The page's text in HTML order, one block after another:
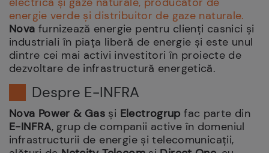
energie verde și distribuitor de gaze naturale.
Nova furnizează energie pentru clienți casnici și
industriali în piața liberă de energie și este unul
dintre cei mai activi investitori în proiecte de
dezvoltare de infrastructură energetică.
Despre E-INFRA
Nova Power & Gas și Electrogrup fac parte din
E-INFRA, grup de companii active în domeniul
infrastructurii de energie și telecomunicații,